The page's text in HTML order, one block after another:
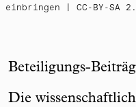
einbringen | CC-BY-SA
Beteiligungs-
Die